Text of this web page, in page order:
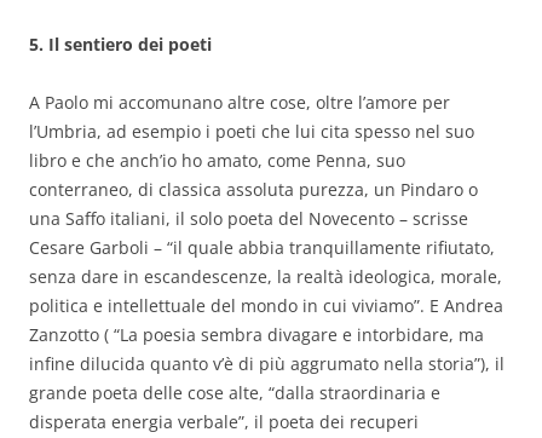
5. Il sentiero dei poeti
A Paolo mi accomunano altre cose, oltre l’amore per
l’Umbria, ad esempio i poeti che lui cita spesso nel suo
libro e che anch’io ho amato, come Penna, suo
conterraneo, di classica assoluta purezza, un Pindaro o
una Saffo italiani, il solo poeta del Novecento – scrisse
Cesare Garboli – “il quale abbia tranquillamente rifiutato,
senza dare in escandescenze, la realtà ideologica, morale,
politica e intellettuale del mondo in cui viviamo”. E Andrea
Zanzotto ( “La poesia sembra divagare e intorbidare, ma
infine dilucida quanto v’è di più aggrumato nella storia”), il
grande poeta delle cose alte, “dalla straordinaria e
disperata energia verbale”, il poeta dei recuperi